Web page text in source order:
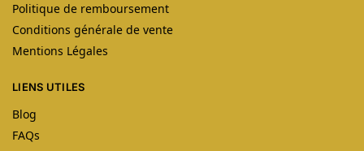
Politique de remboursement
Conditions générale de vente
Mentions Légales
LIENS UTILES
Blog
FAQs